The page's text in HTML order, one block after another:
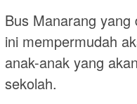
Bus Manarang
ini mempermudah
anak-anak yang
sekolah.